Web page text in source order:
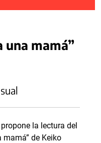
una mamá”
la lectura del
mamá” de Keiko